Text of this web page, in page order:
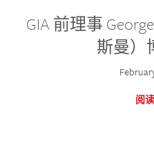
GIA 前理事
斯曼）
阅